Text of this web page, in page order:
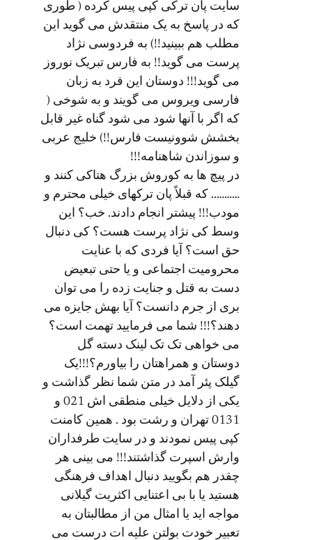
سایت پان ترکی کپی پیس کرده ( طوری
که در پاسخ به یک منتقدش می گوید این
مطلب هم ببینید!!) به فردوسی نژاد
پرست می گوید!! به فارس تبریک نوروز
می گوید!!! دوستان این فرد به زبان
فارسی ویروس می گویند و به شوخی (
که اگر با آنها شود می شود گناه غیر قابل
بخشش شوونیست فارس!!) خلیج عربی
و سوزاندن شاهنامه!!!
در پیچ ها به کوروش بزرگ هتاکی کنند و
……….. که قبلاً پان ترکهای خیلی محترم و
مودب!!! پیشتر انجام دادند. خب؟ این
وسط کی نژاد پرست هست؟ کی دنبال
حق است؟ آیا فردی که با عنایت
محرومیت اجتماعی و یا حتی تبعیض
دست به قتل و جنایت زده را می توان
بری از جرم دانست؟ آیا بهش جایزه می
دهند؟!!! شما می فرمایید تهمت است؟
می خواهی تک تک لینک دسته گل
دوستان و همراهتان را بیاورم؟!!!یک
گیلک پئر آمد در متن شما نظر گذاشت و
یکی از دلایل خیلی منطقی اش 021 و
0131 تهران و رشت بود . همین کامنت
کپی پیس نمودند و در سایت طرفداران
وارش اسپرت گذاشتند!!! می بینی هر
چقدر هم بگویید دنبال اهداف فرهنگی
هستید یا با بی اعتنایی اکثریت گیلانی
مواجه اید یا امثال من از مطالبتان به
تعبیر خودت بولتن علیه ات درست می